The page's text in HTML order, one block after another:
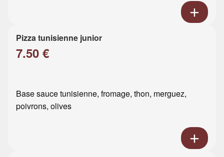
Pizza tunisienne junior
7.50 €
Base sauce tunisienne, fromage, thon, merguez,
poivrons, olives